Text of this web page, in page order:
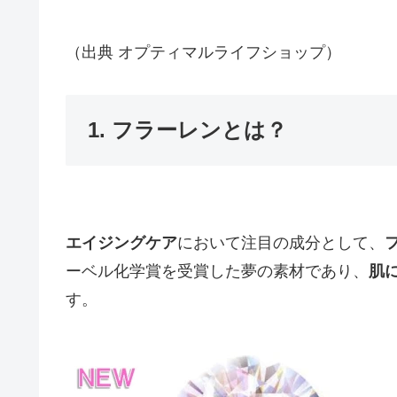
（出典 オプティマルライフショップ）
1. フラーレンとは？
エイジングケアにおいて注目の成分として、
ーベル化学賞を受賞した夢の素材であり、 肌
す。